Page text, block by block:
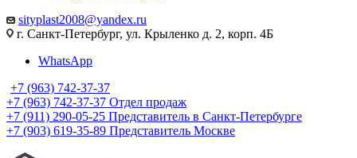
sityplast2008@yandex.ru
г. Санкт-Петербург, ул. Крыленко д. 2, корп. 4Б
WhatsApp
+7 (963) 742-37-37
+7 (963) 742-37-37 Отдел продаж
+7 (911) 290-05-25 Представитель в Санкт-Петербурге
+7 (903) 619-35-89 Представитель Москве